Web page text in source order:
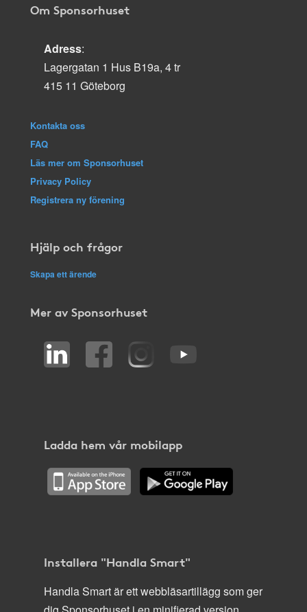
Om Sponsorhuset
Adress:
Lagergatan 1 Hus B19a, 4 tr
415 11 Göteborg
Kontakta oss
FAQ
Läs mer om Sponsorhuset
Privacy Policy
Registrera ny förening
Hjälp och frågor
Skapa ett ärende
Mer av Sponsorhuset
Ladda hem vår mobilapp
Installera "Handla Smart"
Handla Smart är ett webbläsartillägg som ger